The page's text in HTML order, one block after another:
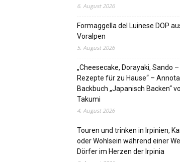
6. August 2026
Formaggella del Luinese DOP
Voralpen
5. August 2026
„Cheesecake, Dorayaki, Sando
Rezepte für zu Hause“ –
Backbuch „Japanisch Backen“
Takumi
4. August 2026
Touren und trinken in Irpinien,
oder Wohlsein während einer
Dörfer im Herzen der Irpinia